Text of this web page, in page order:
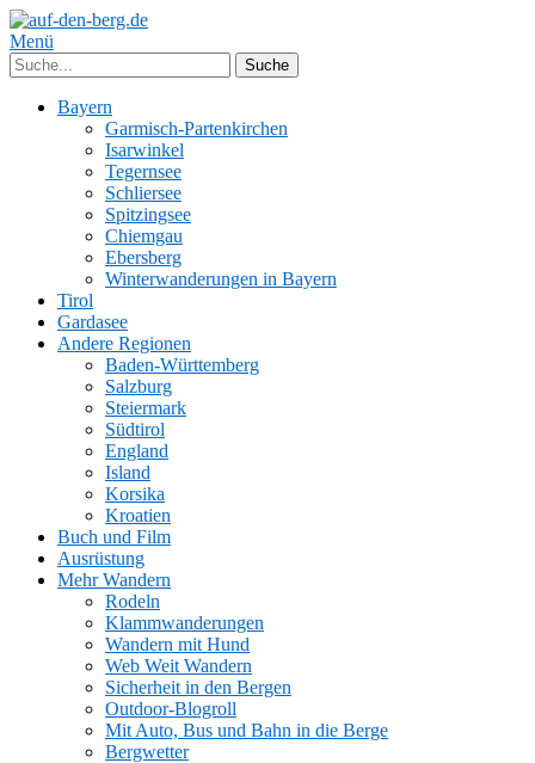
Menü
Bayern
Garmisch-Partenkirchen
Isarwinkel
Tegernsee
Schliersee
Spitzingsee
Chiemgau
Ebersberg
Winterwanderungen in Bayern
Tirol
Gardasee
Andere Regionen
Baden-Württemberg
Salzburg
Steiermark
Südtirol
England
Island
Korsika
Kroatien
Buch und Film
Ausrüstung
Mehr Wandern
Rodeln
Klammwanderungen
Wandern mit Hund
Web Weit Wandern
Sicherheit in den Bergen
Outdoor-Blogroll
Mit Auto, Bus und Bahn in die Berge
Bergwetter